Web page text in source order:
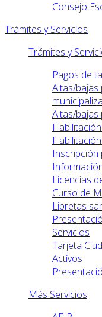
Consejo
Trámites y Servicios
Trámites y
Pagos de
Altas/
Altas/
Licencias
Curso de
Libretas
Servicios
Tarjeta
Activos
Más Servicios